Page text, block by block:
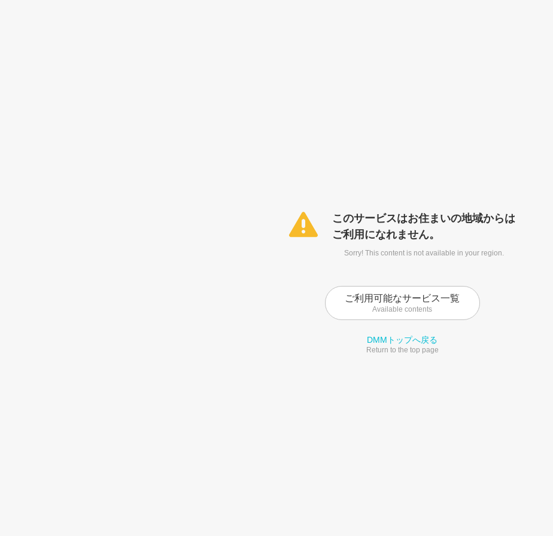
このサービスはお住まいの地域からは
ご利用になれません。
Sorry! This content is not available in your region.
ご利用可能なサービス一覧
Available contents
DMMトップへ戻る
Return to the top page